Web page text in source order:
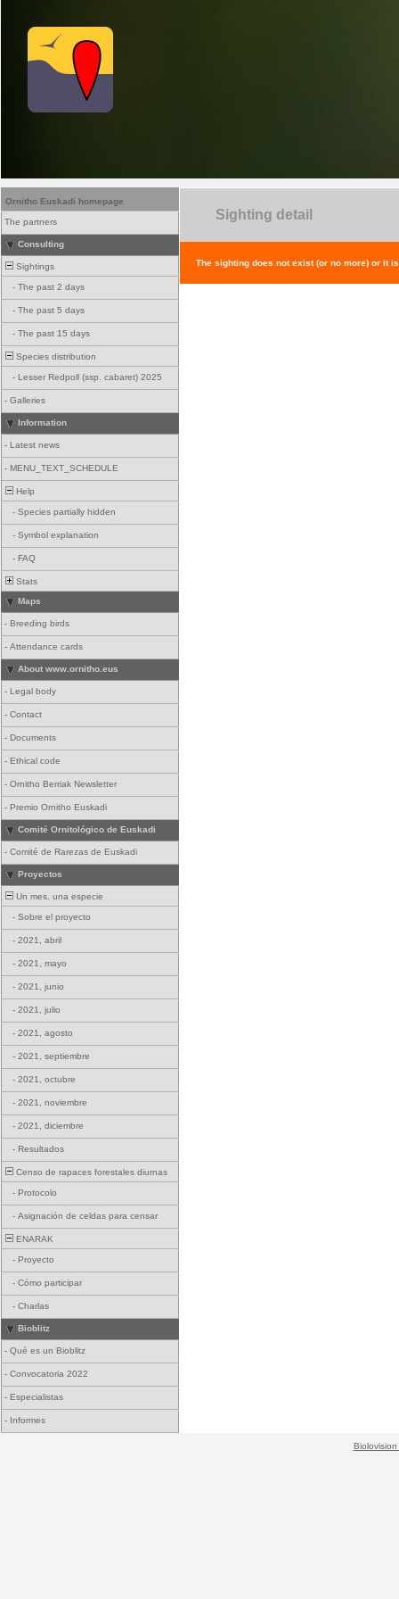
Ornitho Euskadi homepage
The partners
Consulting
Sightings
- The past 2 days
- The past 5 days
- The past 15 days
Species distribution
- Lesser Redpoll (ssp. cabaret) 2025
- Galleries
Information
- Latest news
- MENU_TEXT_SCHEDULE
Help
- Species partially hidden
- Symbol explanation
- FAQ
Stats
Maps
- Breeding birds
- Attendance cards
About www.ornitho.eus
- Legal body
- Contact
- Documents
- Ethical code
- Ornitho Berriak Newsletter
- Premio Ornitho Euskadi
Comité Ornitológico de Euskadi
- Comité de Rarezas de Euskadi
Proyectos
Un mes, una especie
- Sobre el proyecto
- 2021, abril
- 2021, mayo
- 2021, junio
- 2021, julio
- 2021, agosto
- 2021, septiembre
- 2021, octubre
- 2021, noviembre
- 2021, diciembre
- Resultados
Censo de rapaces forestales diurnas
- Protocolo
- Asignación de celdas para censar
ENARAK
- Proyecto
- Cómo participar
- Charlas
Bioblitz
- Qué es un Bioblitz
- Convocatoria 2022
- Especialistas
- Informes
Sighting detail
The sighting does not exist (or no more) or it
Biolovision